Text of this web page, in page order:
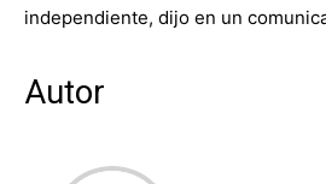
independiente, dijo en un
Autor